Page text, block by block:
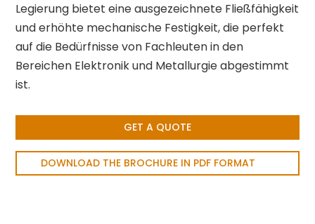
Legierung bietet eine ausgezeichnete Fließfähigkeit
und erhöhte mechanische Festigkeit, die perfekt
auf die Bedürfnisse von Fachleuten in den
Bereichen Elektronik und Metallurgie abgestimmt
ist.
GET A QUOTE
DOWNLOAD THE BROCHURE IN PDF FORMAT